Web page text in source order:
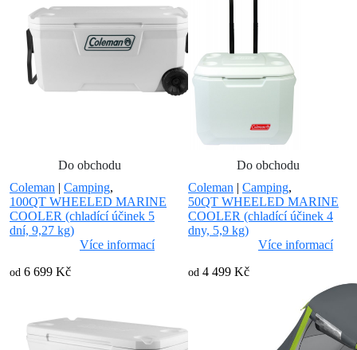
Do obchodu
Coleman | Camping,
100QT WHEELED MARINE
COOLER (chladící účinek 5
dní, 9,27 kg)
Více informací
od 6 699 Kč
Do obchodu
Coleman | Camping,
50QT WHEELED MARINE
COOLER (chladící účinek 4
dny, 5,9 kg)
Více informací
od 4 499 Kč